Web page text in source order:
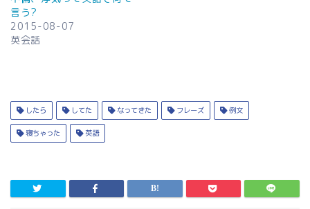
言う?
2015-08-07
英会話
したら してた なってきた フレーズ 例文
寝ちゃった 英語